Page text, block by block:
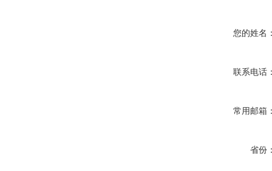
您的姓名
联系电话
常用邮箱
省份